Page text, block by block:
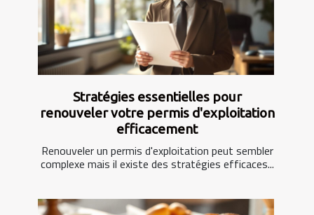
Stratégies essentielles pour
renouveler votre permis d'exploitation
efficacement
Renouveler un permis d'exploitation peut sembler
complexe mais il existe des stratégies efficaces...